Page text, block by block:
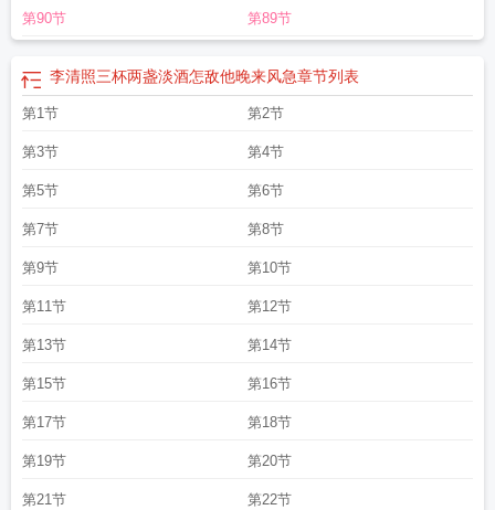
的他是什么意思
怎敌他晚来风急的敌什么意思怎敌他晚来风急的敌是什么意
思怎敌他晚来风急李清照怎敌他晚来风急TXT怎敌他晚来风急讲的什么怎敌
急原文 怎敌他晚来疯急 顾了之怎敌他晚来风急意思 李清照三杯两盏淡酒怎敌
他晚来风急
第90节 第89节
李清照三杯两盏淡酒怎敌他晚来风急章节列表
第1节 第2节
第3节 第4节
第5节 第6节
第7节 第8节
第9节 第10节
第11节 第12节
第13节 第14节
第15节 第16节
第17节 第18节
第19节 第20节
第21节 第22节